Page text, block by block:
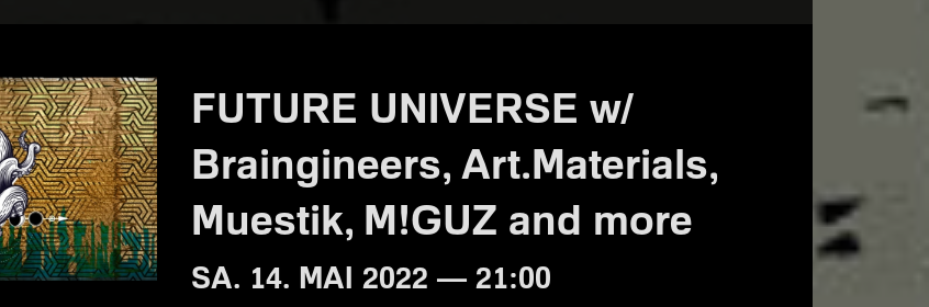
FUTURE UNIVERSE w/
Braingineers, Art.Materials,
Muestik, M!GUZ and more
SA. 14. MAI 2022 — 21:00